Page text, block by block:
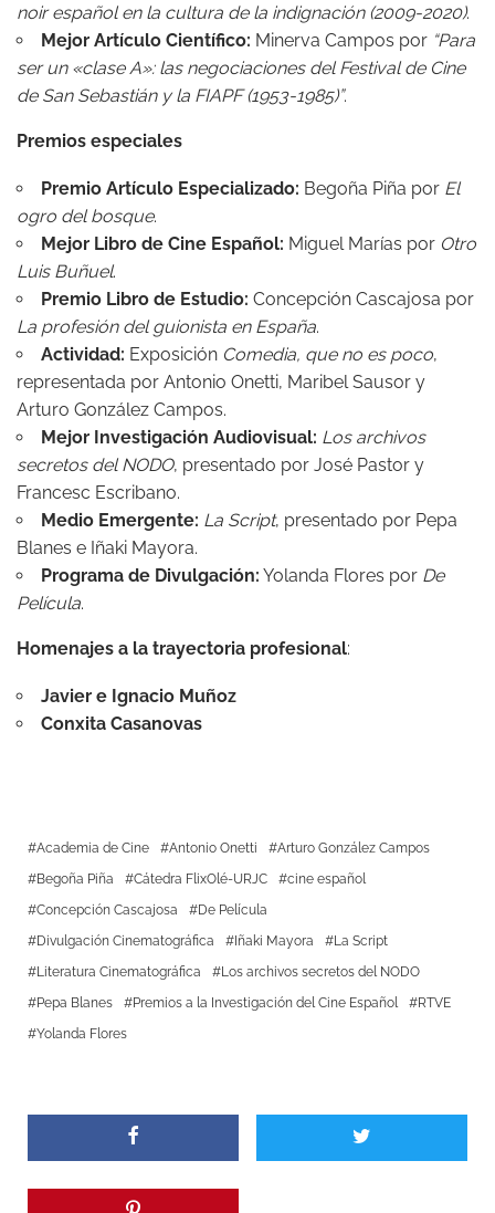
noir español en la cultura de la indignación (2009-2020).
Mejor Artículo Científico: Minerva Campos por “Para
ser un «clase A»: las negociaciones del Festival de Cine
de San Sebastián y la FIAPF (1953-1985)”.
Premios especiales
Premio Artículo Especializado: Begoña Piña por El
ogro del bosque.
Mejor Libro de Cine Español: Miguel Marías por Otro
Luis Buñuel.
Premio Libro de Estudio: Concepción Cascajosa por
La profesión del guionista en España.
Actividad: Exposición Comedia, que no es poco,
representada por Antonio Onetti, Maribel Sausor y
Arturo González Campos.
Mejor Investigación Audiovisual: Los archivos
secretos del NODO, presentado por José Pastor y
Francesc Escribano.
Medio Emergente: La Script, presentado por Pepa
Blanes e Iñaki Mayora.
Programa de Divulgación: Yolanda Flores por De
Película.
Homenajes a la trayectoria profesional:
Javier e Ignacio Muñoz
Conxita Casanovas
Academia de Cine Antonio Onetti
Arturo González Campos
Begoña Piña
Cátedra FlixOlé-URJC
cine español
Concepción Cascajosa
De Película
Divulgación Cinematográfica
Iñaki Mayora
La Script
Literatura Cinematográfica
Los archivos secretos del NODO
Pepa Blanes
Premios a la Investigación del Cine Español
RTVE
Yolanda Flores